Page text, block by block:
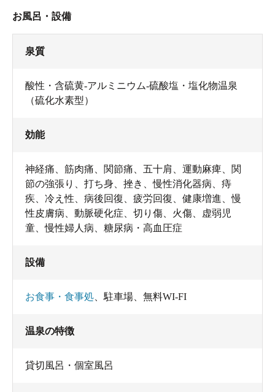
お風呂・設備
泉質
酸性・含硫黄-アルミニウム-硫酸塩・塩化物温泉
（硫化水素型）
効能
神経痛、筋肉痛、関節痛、五十肩、運動麻痺、関
節の強張り、打ち身、挫き、慢性消化器病、痔
疾、冷え性、病後回復、疲労回復、健康増進、慢
性皮膚病、動脈硬化症、切り傷、火傷、虚弱児
童、慢性婦人病、糖尿病・高血圧症
設備
お食事・食事処 駐車場 無料WI-FI
温泉の特徴
貸切風呂・個室風呂